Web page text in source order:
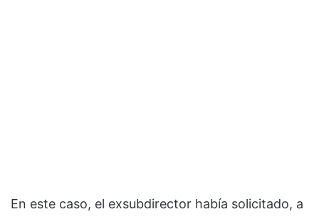
En este caso, el exsubdirector había solicitado, a